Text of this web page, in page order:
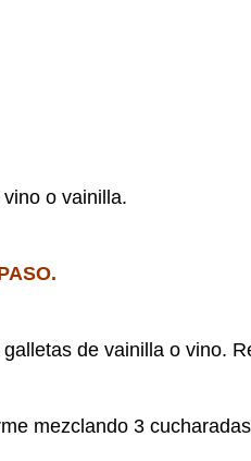
o vainilla.
de vainilla o vino.
mezclando 3